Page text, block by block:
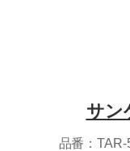
サン
品番：TAR-